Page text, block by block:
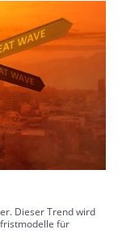
Dieser Trend wird
für